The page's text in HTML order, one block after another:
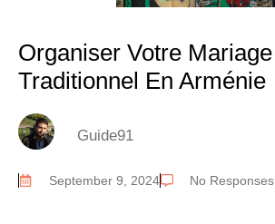
Organiser Votre Mariage
Traditionnel En Arménie
Guide91
September 9, 2024 No Responses